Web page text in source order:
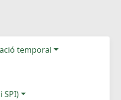
temporal
SPI)